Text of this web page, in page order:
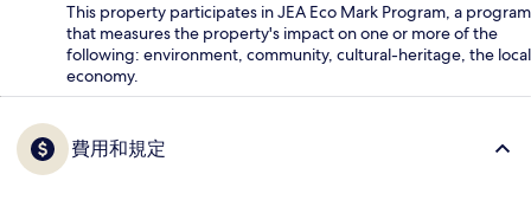
This property participates in JEA Eco Mark Program, a program
that measures the property's impact on one or more of the
following: environment, community, cultural-heritage, the local
economy.
費用和規定